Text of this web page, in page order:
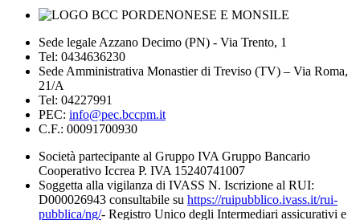
Sede legale Azzano Decimo (PN) - Via Trento, 1
Tel: 0434636230
Sede Amministrativa Monastier di Treviso (TV) – Via Roma,
21/A
Tel: 04227991
PEC: info@pec.bccpm.it
C.F.: 00091700930
Società partecipante al Gruppo IVA Gruppo Bancario
Cooperativo Iccrea P. IVA 15240741007
Soggetta alla vigilanza di IVASS N. Iscrizione al RUI:
D000026943 consultabile su https://ruipubblico.ivass.it/rui-
pubblica/ng/- Registro Unico degli Intermediari assicurativi e